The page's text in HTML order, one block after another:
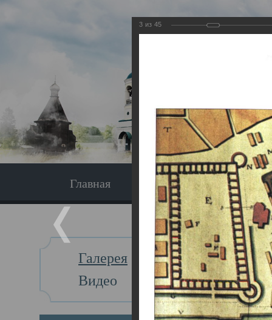
Главная Экскурсия
Галерея
Видео
Главная
3 из 45